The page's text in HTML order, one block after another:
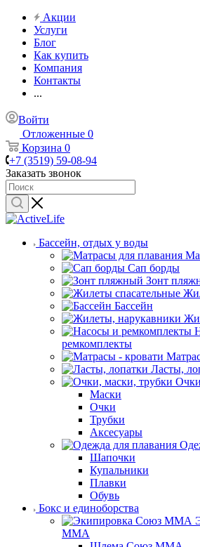
Акции
Услуги
Блог
Как купить
Компания
Контакты
...
Войти
Отложенные 0
Корзина 0
+7 (3519) 59-08-94
Заказать звонок
Бассейн, отдых у воды
Сап борды
Зонт
Бассейн
ремкомплекты
Ласты,
Маски
Очки
Трубки
Аксесуары
Шапочки
Купальники
Плавки
Обувь
Бокс и единоборства
ММА